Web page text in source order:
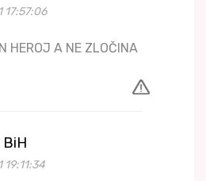
17:57:06
HEROJ A NE ZLOČINA
19:11:34